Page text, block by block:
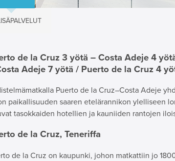
de la Cruz 3 yötä – Costa Adeje 4
Adeje 7 yötä / Puerto de la Cruz 4
Puerto de la Cruz–Costa Adeje
paikallisuuden saaren etelärannikon ylelliseen
tasokkaiden hotellien ja kauniiden rantojen
de la Cruz, Teneriffa
de la Cruz on kaupunki, johon matkattiin jo